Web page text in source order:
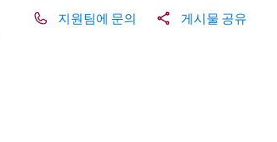
지원팀에 문의 게시물 공유